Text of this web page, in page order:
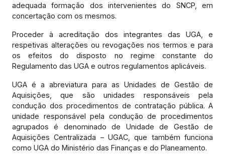
adequada formação dos intervenientes do SNCP, em
concertação com os mesmos.
Proceder à acreditação dos integrantes das UGA, e
respetivas alterações ou revogações nos termos e para
os efeitos do disposto no regime constante do
Regulamento das UGA e outros regulamentos aplicáveis.
UGA é a abreviatura para as Unidades de Gestão de
Aquisições, que são unidades responsáveis pela
condução dos procedimentos de contratação pública. A
unidade responsável pela condução de procedimentos
agrupados é denominado de Unidade de Gestão de
Aquisições Centralizada – UGAC, que também funciona
como UGA do Ministério das Finanças e do Planeamento.